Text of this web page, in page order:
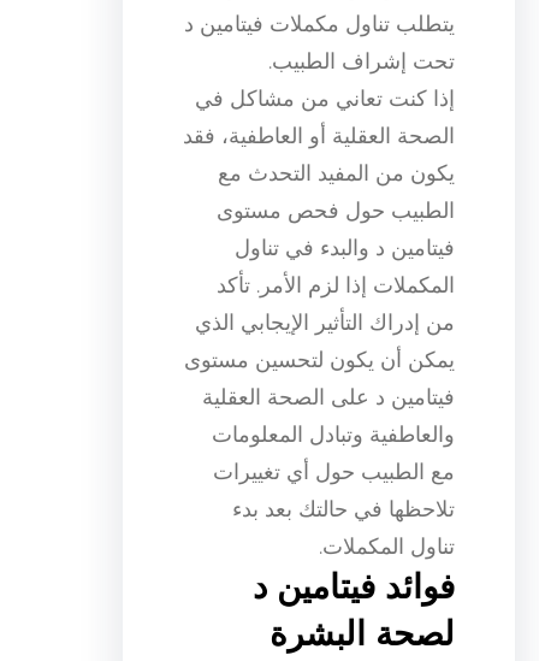
يتطلب تناول مكملات فيتامين د
تحت إشراف الطبيب.
إذا كنت تعاني من مشاكل في
الصحة العقلية أو العاطفية، فقد
يكون من المفيد التحدث مع
الطبيب حول فحص مستوى
فيتامين د والبدء في تناول
المكملات إذا لزم الأمر. تأكد
من إدراك التأثير الإيجابي الذي
يمكن أن يكون لتحسين مستوى
فيتامين د على الصحة العقلية
والعاطفية وتبادل المعلومات
مع الطبيب حول أي تغييرات
تلاحظها في حالتك بعد بدء
تناول المكملات.
فوائد فيتامين د
لصحة البشرة